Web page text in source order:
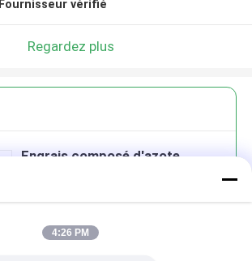
Fournisseur vérifié
Regardez plus
Engrais composé d'azote
4:26 PM